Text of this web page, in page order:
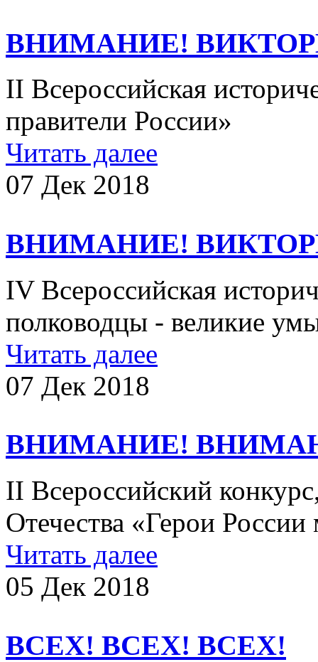
ВНИМАНИЕ!
II Всероссийская
правители России»​
Читать далее
07 Дек 2018
ВНИМАНИЕ!
IV Всероссийская
полководцы - великие
Читать далее
07 Дек 2018
ВНИМАНИЕ!
II Всероссийский
Отечества «Герои
Читать далее
05 Дек 2018
ВСЕХ! ВСЕХ! ВСЕХ!